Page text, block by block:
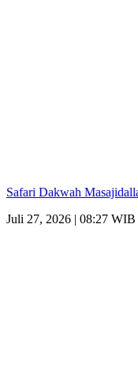
Safari Dakwah
Juli 27, 2026 | 08:27 WIB